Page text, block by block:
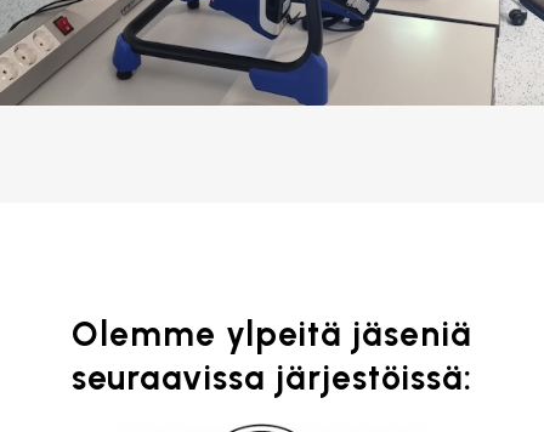
Olemme ylpeitä jäseniä
seuraavissa järjestöissä: